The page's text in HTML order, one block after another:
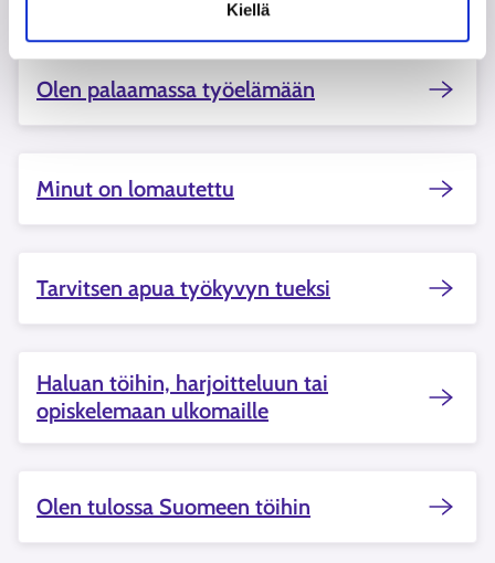
Kiellä
Olen palaamassa työelämään
Minut on lomautettu
Tarvitsen apua työkyvyn tueksi
Haluan töihin, harjoitteluun tai
opiskelemaan ulkomaille
Olen tulossa Suomeen töihin